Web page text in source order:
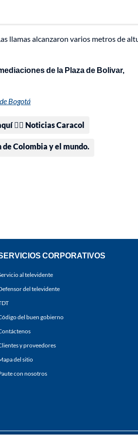
llamas alcanzaron varios metros de
de la Plaza de Bolivar,
Bogotá
👉🏻 Noticias Caracol
Colombia y el mundo.
CORPORATIVOS
al televidente
del televidente
del buen gobierno
y proveedores
del sitio
con nosotros